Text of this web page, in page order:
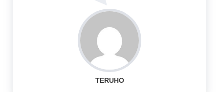
TERUHO